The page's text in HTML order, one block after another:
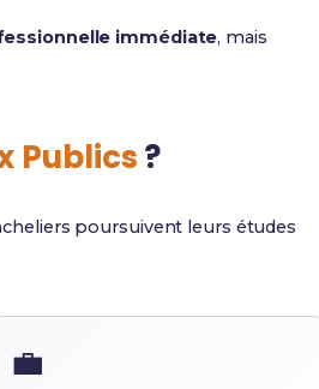
immédiate, mais
Publics?
poursuivent leurs études
💼